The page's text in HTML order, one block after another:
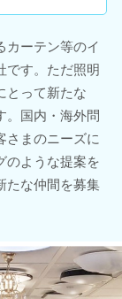
カーテン等のイ
です。ただ照明
とって新たな
。国内・海外問
さまのニーズに
のような提案を
たな仲間を募集